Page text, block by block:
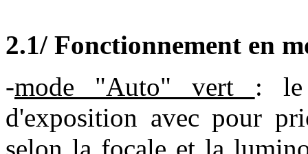
2.1/ Fonctionnement en
-mode "Auto" vert : le
d'exposition avec pour
selon la focale et la